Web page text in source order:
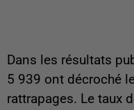
Dans les résultats
5 939 ont décroché
rattrapages. Le taux